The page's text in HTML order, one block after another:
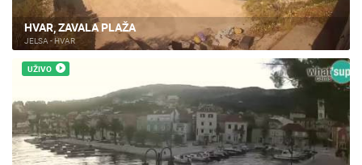
HVAR, ZAVALA PLAŽA
JELSA - HVAR
UŽIVO